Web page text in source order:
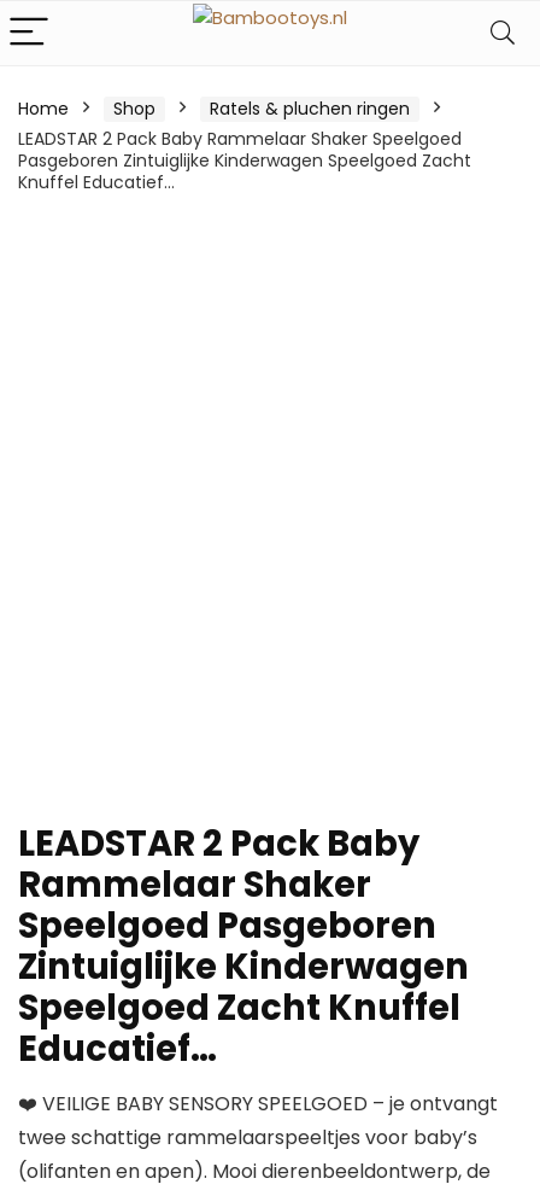
Home Shop
Ratels & pluchen ringen
LEADSTAR 2 Pack Baby Rammelaar Shaker Speelgoed
Pasgeboren Zintuiglijke Kinderwagen Speelgoed Zacht
Knuffel Educatief…
LEADSTAR 2 Pack Baby
Rammelaar Shaker
Speelgoed Pasgeboren
Zintuiglijke Kinderwagen
Speelgoed Zacht Knuffel
Educatief…
❤️ VEILIGE BABY SENSORY SPEELGOED – je ontvangt
twee schattige rammelaarspeeltjes voor baby’s
(olifanten en apen). Mooi dierenbeeldontwerp, de